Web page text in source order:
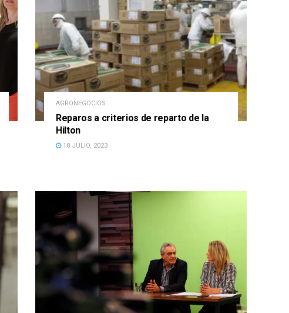
AGRONEGOCIOS
Reparos a criterios de reparto de la
Hilton
18 JULIO, 2023